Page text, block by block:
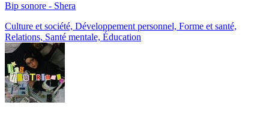
Bip sonore - Shera
Culture et société, Développement personnel, Forme et santé,
Relations, Santé mentale, Éducation